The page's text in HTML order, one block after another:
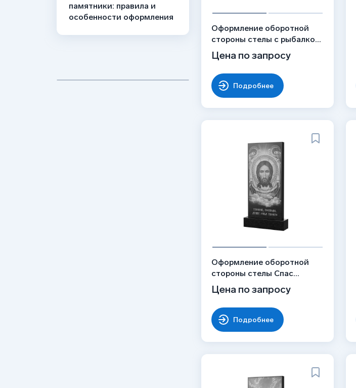
памятники: правила и
особенности оформления
Оформление оборотной
стороны стелы с рыбалкой,
рисунок ОБ-020
Цена по запросу
Подробнее
Оформление оборотной
стороны стелы Спас
Нерукотворный, рисунок
ОБ-042
Цена по запросу
Подробнее